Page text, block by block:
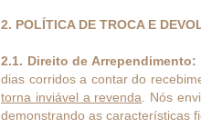
2. POLÍTICA DE TROCA E
2.1. Direito de Arrependimento:
dias corridos a contar do
torna inviável a revenda . Nós
demonstrando as características